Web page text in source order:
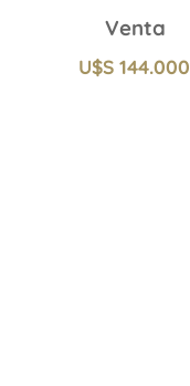
Venta
U$S 144.000